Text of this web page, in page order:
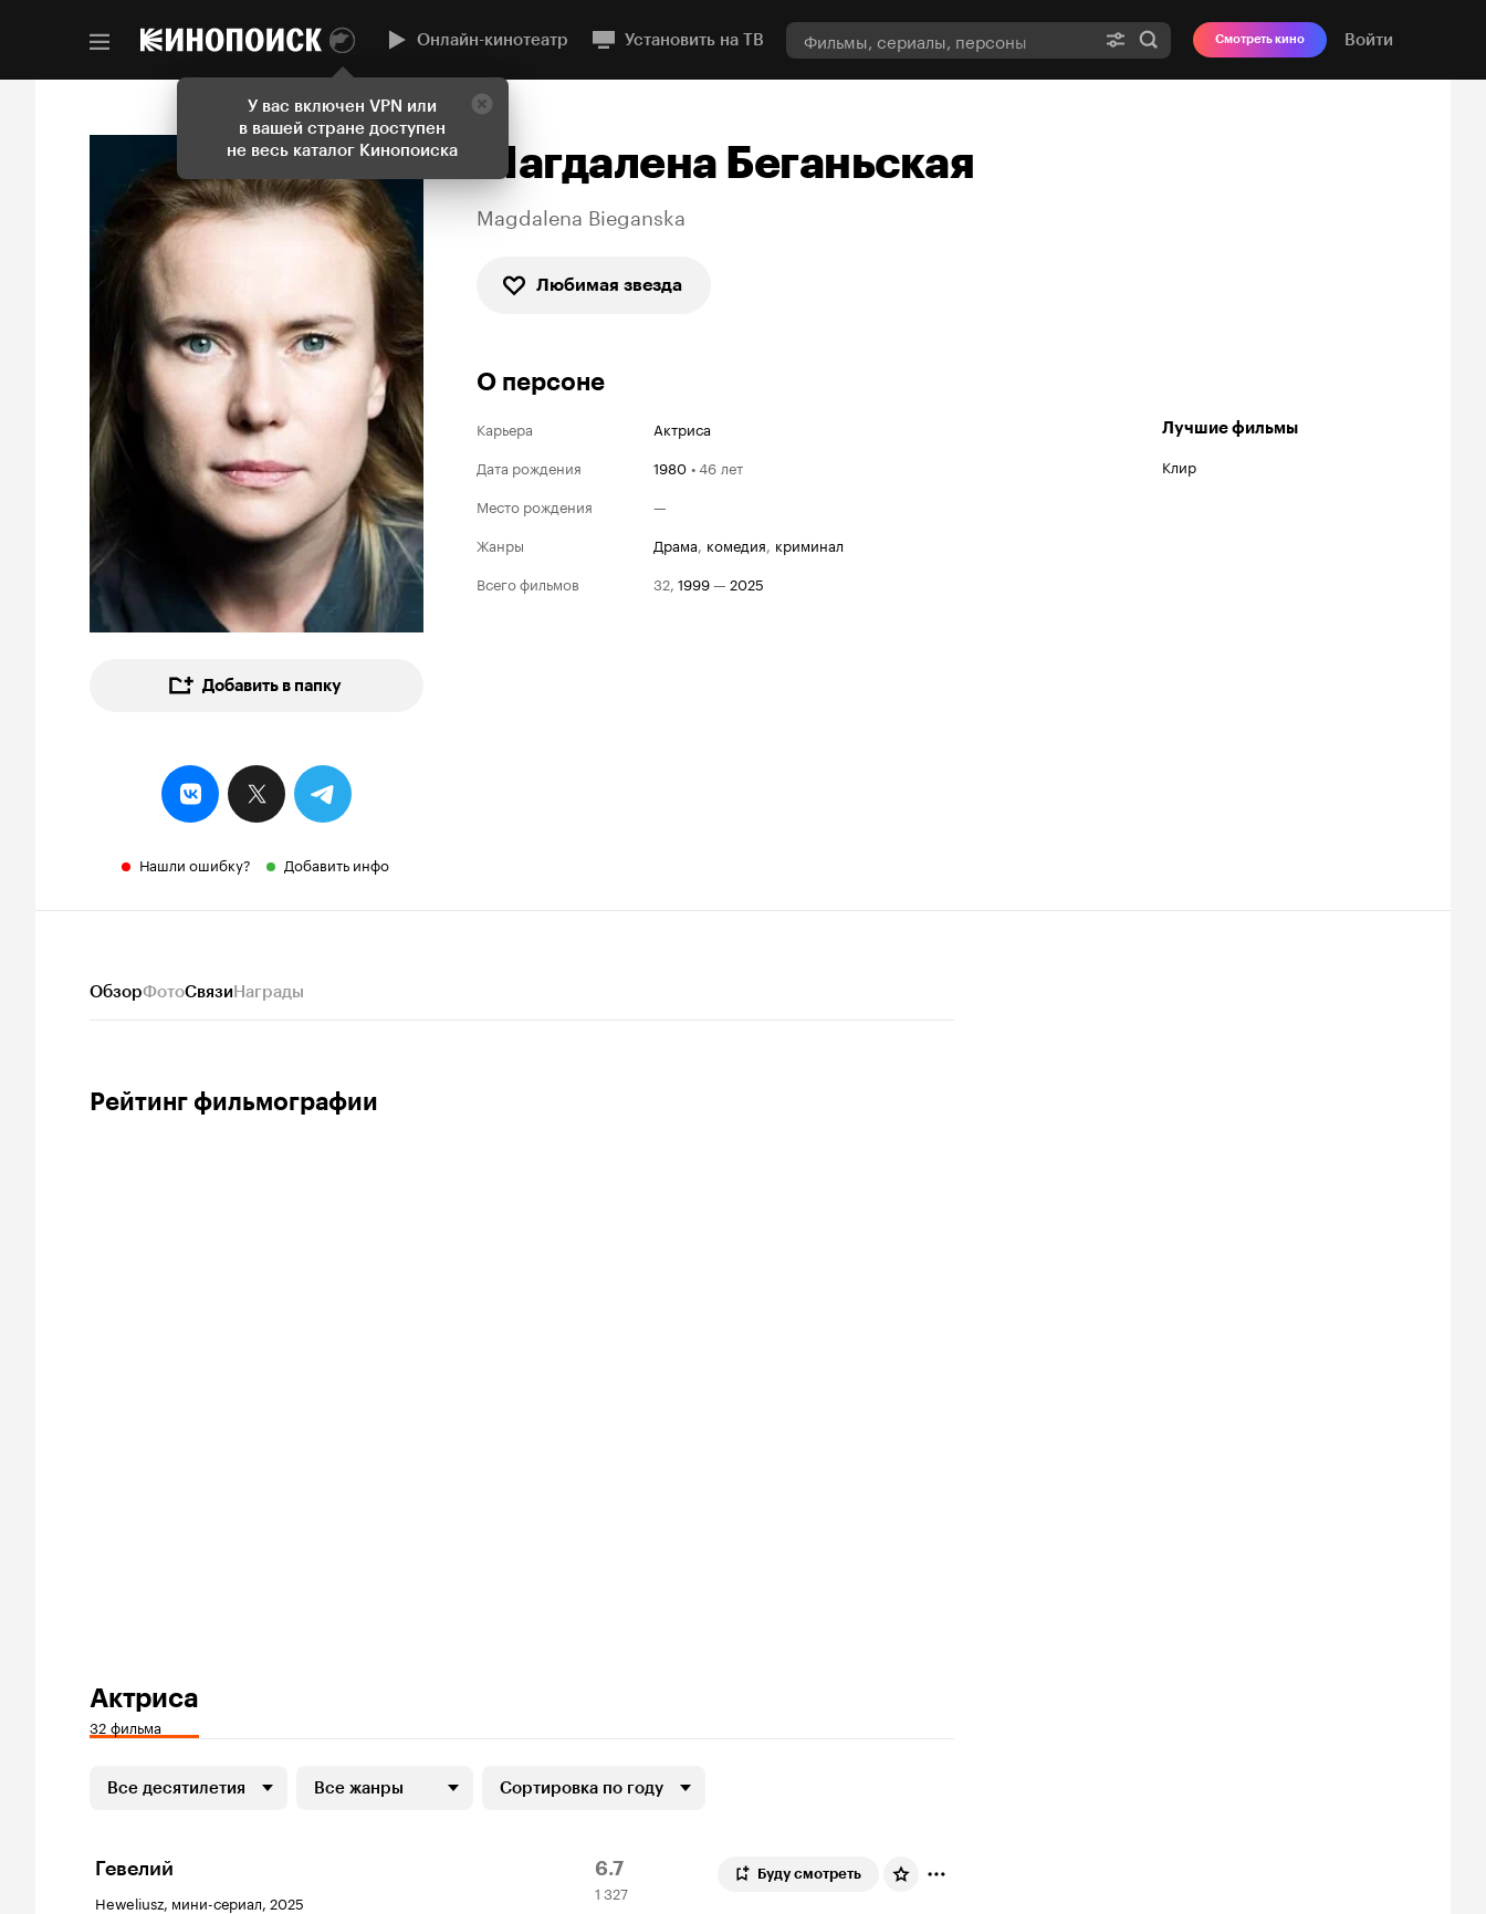
У вас включен VPN или
в вашей стране доступен
не весь каталог Кинопоиска
Онлайн-кинотеатр Установить на ТВ Смотреть кино Войти
Добавить в папку
Нашли ошибку? Добавить инфо
Магдалена Беганьская
Magdalena Bieganska
Любимая звезда
О персоне
Карьера
Актриса
Дата рождения
1980 •46 лет
Место рождения
—
Жанры
драма, комедия, криминал
Всего фильмов
32, 1999— 2025
Лучшие фильмы
Клир
ОбзорФотоСвязиНаграды
Рейтинг фильмографии
Актриса
32 фильма
Все десятилетия Все жанры Сортировка по году
Гевелий
Heweliusz, мини-сериал, 2025
Рейтинг
Кинопоиска
6.7
1
327
1 327
Буду смотреть